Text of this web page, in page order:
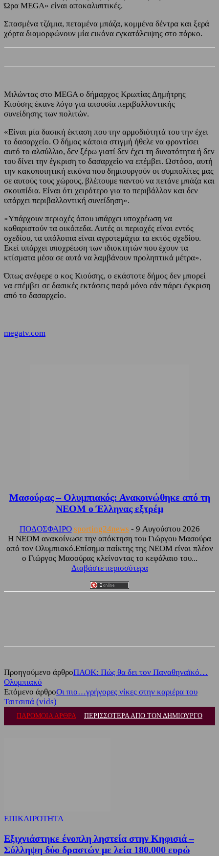
Ώρα MEGA» είναι αποκαλυπτικές.
Σπασμένα τζάμια, πεταμένα μπάζα, κομμένα δέντρα και ξερά
χόρτα διαμορφώνουν μία εικόνα εγκατάλειψης στο πάρκο.
Μιλώντας στο MEGA ο δήμαρχος Κρωπίας Δημήτρης
Κιούσης έκανε λόγο για απουσία περιβαλλοντικής
συνείδησης των πολιτών.
«Είναι μία δασική έκταση που την αρμοδιότητά του την έχει
το δασαρχείο. Ο δήμος κάποια στιγμή ήθελε να φροντίσει
αυτό το αλσύλλιο, δεν ξέρω γιατί δεν έχει τη δυνατότητα ή δεν
του δίνει την έγκριση το δασαρχείο να επέμβει. Ωστόσο, αυτή
την κακοποιητική εικόνα που δημιουργούν οι συμπολίτες μας
σε αυτούς τους χώρους, βλέπουμε παντού να πετάνε μπάζα και
σκουπίδια. Είναι ότι χειρότερο για το περιβάλλον και δεν
υπάρχει περιβαλλοντική συνείδηση».
«Υπάρχουν περιοχές όπου υπάρχει υποχρέωση να
καθαριστούν τα οικόπεδα. Αυτές οι περιοχές είναι εντός
σχεδίου, τα υπόλοιπα είναι αγροτεμάχια τα εκτός σχεδίου.
Εκεί υπάρχει υποχρέωση των ιδιοκτητών που έχουν τα
κτίσματα μέσα σε αυτά να λαμβάνουν προληπτικά μέτρα».
Όπως ανέφερε ο κος Κιούσης, ο εκάστοτε δήμος δεν μπορεί
να επέμβει σε δασικές εκτάσεις παρά μόνο εάν πάρει έγκριση
από το δασαρχείο.
megatv.com
Μασούρας – Ολυμπιακός: Ανακοινώθηκε από τη
ΝΕΟΜ ο Έλληνας εξτρέμ
ΠΟΔΟΣΦΑΙΡΟ sporting24news - 9 Αυγούστου 2026
Η NEOM ανακοίνωσε την απόκτηση του Γιώργου Μασούρα
από τον Ολυμπιακό.Επίσημα παίκτης της NEOM είναι πλέον
ο Γιώργος Μασούρας κλείνοντας το κεφάλαιο του...
Διαβάστε περισσότερα
Προηγούμενο άρθροΠΑΟΚ: Πώς θα δει τον Παναθηναϊκό…
Ολυμπιακό
Επόμενο άρθροΟι πιο…γρήγορες νίκες στην καριέρα του
Τσιτσιπά (vids)
ΠΑΡΟΜΟΙΑ ΑΡΘΡΑ ΠΕΡΙΣΣΟΤΕΡΑ ΑΠΟ ΤΟΝ ΔΗΜΙΟΥΡΓΟ
ΕΠΙΚΑΙΡΟΤΗΤΑ
Εξιχνιάστηκε ένοπλη ληστεία στην Κηφισιά –
Σύλληψη δύο δραστών με λεία 180.000 ευρώ